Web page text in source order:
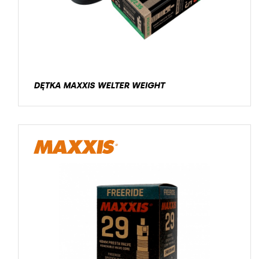
DĘTKA MAXXIS WELTER WEIGHT